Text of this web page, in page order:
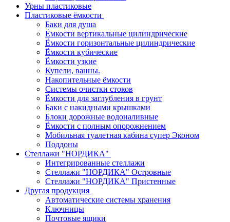
Урны пластиковые
Пластиковые ёмкости
Баки для душа
Ёмкости вертикальные цилиндрические
Ёмкости горизонтальные цилиндрические
Ёмкости кубические
Ёмкости узкие
Купели, ванны.
Накопительные ёмкости
Системы очистки стоков
Ёмкости для заглубления в грунт
Баки с накидными крышками
Блоки дорожные водоналивные
Ёмкости с полным опорожнением
Мобильная туалетная кабина супер Эконом
Поддоны
Стеллажи "НОРДИКА"
Интегрированные стеллажи
Стеллажи "НОРДИКА" Островные
Стеллажи "НОРДИКА" Пристенные
Другая продукция
Автоматические системы хранения
Ключницы
Почтовые ящики